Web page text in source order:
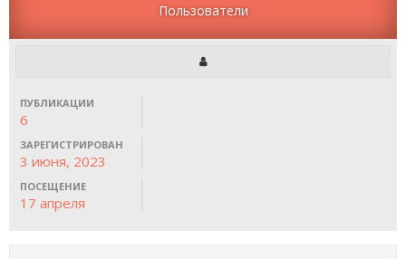
Пользователи
ПУБЛИКАЦИИ
6
ЗАРЕГИСТРИРОВАН
3 июня, 2023
ПОСЕЩЕНИЕ
17 апреля